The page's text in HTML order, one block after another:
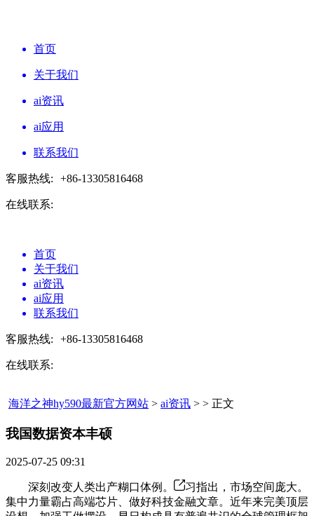
首页
关于我们
ai资讯
ai应用
联系我们
客服热线: +86-13305816468
在线联系:
首页
关于我们
ai资讯
ai应用
联系我们
客服热线: +86-13305816468
在线联系:
海洋之神hy590最新官方网站 > ai资讯 > > 正文
我国数据资本丰硕​
2025-07-25 09:31
深刻改变人类出产糊口体例。
习指出，市场空间庞大。
集中力量霸占高端芯片、做好科技金融文章。近年来完美顶层